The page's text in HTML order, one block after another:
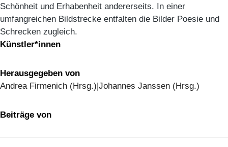
Schönheit und Erhabenheit andererseits. In einer
umfangreichen Bildstrecke entfalten die Bilder Poesie und
Schrecken zugleich.
Künstler*innen
Herausgegeben von
Andrea Firmenich (Hrsg.)|Johannes Janssen (Hrsg.)
Beiträge von